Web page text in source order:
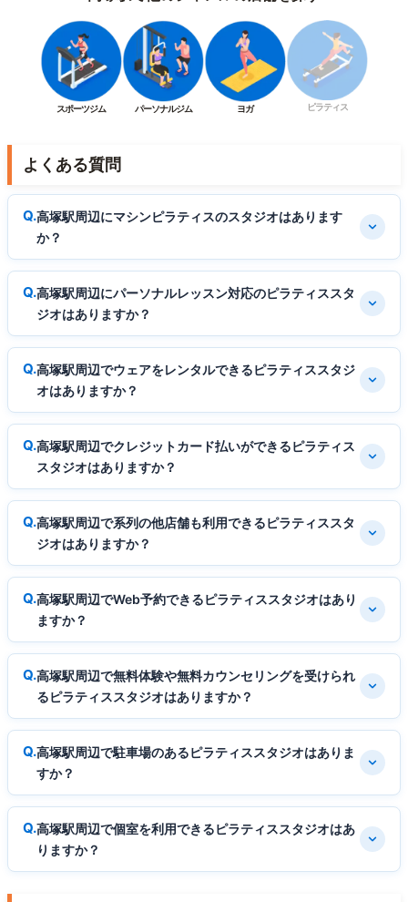
スポーツジム パーソナルジム ヨガ ピラティス
よくある質問
高塚駅周辺にマシンピラティスのスタジオはあります
か？
高塚駅周辺にパーソナルレッスン対応のピラティススタ
ジオはありますか？
高塚駅周辺でウェアをレンタルできるピラティススタジ
オはありますか？
高塚駅周辺でクレジットカード払いができるピラティス
スタジオはありますか？
高塚駅周辺で系列の他店舗も利用できるピラティススタ
ジオはありますか？
高塚駅周辺でWeb予約できるピラティススタジオはあり
ますか？
高塚駅周辺で無料体験や無料カウンセリングを受けられ
るピラティススタジオはありますか？
高塚駅周辺で駐車場のあるピラティススタジオはありま
すか？
高塚駅周辺で個室を利用できるピラティススタジオはあ
りますか？